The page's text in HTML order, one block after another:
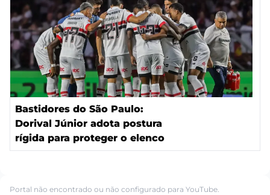
Bastidores do São Paulo:
Dorival Júnior adota postura
rígida para proteger o elenco
Portal não encontrado ou não configurado para YouTube.